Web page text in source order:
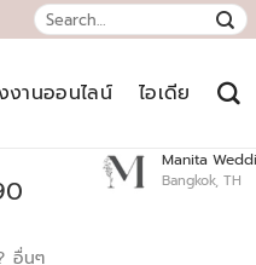
Search
for:
งานออนไลน์ ไอเดีย
Manita
Bangkok, TH
อื่นๆ